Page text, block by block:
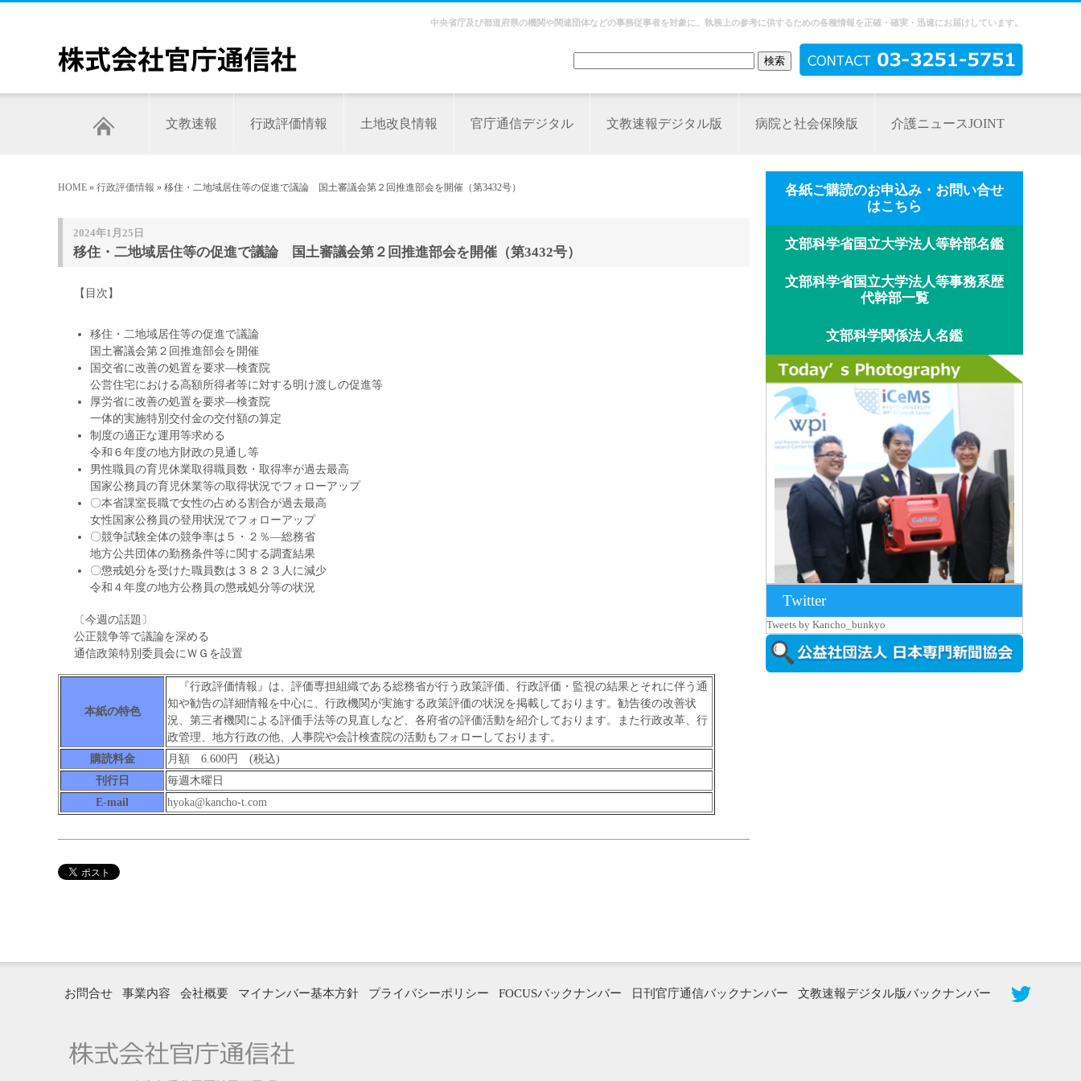
中央省庁及び都道府県の機関や関連団体などの事務従事者を対象に、執務上の参考に供するための各種情報を正確・確実・迅速にお届けしています。
文教速報 行政評価情報 土地改良情報 官庁通信デジタル 文教速報デジタル版 病院と社会保険版 介護ニュースJOINT
HOME » 行政評価情報 » 移住・二地域居住等の促進で議論 国土審議会第２回推進部会を開催（第3432号）
2024年1月25日
移住・二地域居住等の促進で議論 国土審議会第２回推進部会を開催（第3432号）
【目次】
移住・二地域居住等の促進で議論
国土審議会第２回推進部会を開催
国交省に改善の処置を要求―検査院
公営住宅における高額所得者等に対する明け渡しの促進等
厚労省に改善の処置を要求―検査院
一体的実施特別交付金の交付額の算定
制度の適正な運用等求める
令和６年度の地方財政の見通し等
男性職員の育児休業取得職員数・取得率が過去最高
国家公務員の育児休業等の取得状況でフォローアップ
〇本省課室長職で女性の占める割合が過去最高
女性国家公務員の登用状況でフォローアップ
〇競争試験全体の競争率は５・２％―総務省
地方公共団体の勤務条件等に関する調査結果
〇懲戒処分を受けた職員数は３８２３人に減少
令和４年度の地方公務員の懲戒処分等の状況
〔今週の話題〕
公正競争等で議論を深める
通信政策特別委員会にＷＧを設置
本紙の特色
『行政評価情報』は、評価専担組織である総務省が行う政策評価、行政評価・監視の結果とそれに伴う通
知や勧告の詳細情報を中心に、行政機関が実施する政策評価の状況を掲載しております。勧告後の改善状
況、第三者機関による評価手法等の見直しなど、各府省の評価活動を紹介しております。また行政改革、行
政管理、地方行政の他、人事院や会計検査院の活動もフォローしております。
購読料金
月額 6.600円 (税込)
刊行日
毎週木曜日
E-mail
hyoka@kancho-t.com
各紙ご購読のお申込み・お問い合せ
はこちら
文部科学省国立大学法人等幹部名鑑
文部科学省国立大学法人等事務系歴
代幹部一覧
文部科学関係法人名鑑
京都大iCeMS等を視察した松本文部科学
大...
Twitter
Tweets by Kancho_bunkyo
お問合せ 事業内容 会社概要 マイナンバー基本方針 プライバシーポリシー FOCUSバックナンバー 日刊官庁通信バックナンバー 文教速報デジタル版バックナンバー